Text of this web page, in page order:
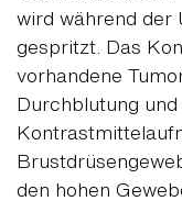
wird während der
gespritzt. Das
vorhandene
Durchblutung
den hohen